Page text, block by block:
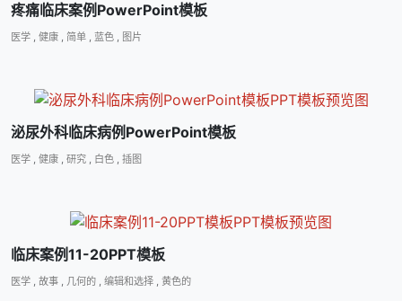
疼痛临床案例PowerPoint模板
医学 , 健康 , 简单 , 蓝色 , 图片
泌尿外科临床病例PowerPoint模板
医学 , 健康 , 研究 , 白色 , 插图
临床案例11-20PPT模板
医学 故事 几何的 编辑和选择 黄色的